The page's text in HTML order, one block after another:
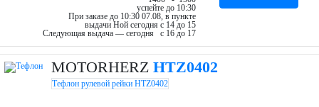
успейте до 10:30
При заказе до 10:30 07.08, в пункте
выдачи Ной cегодня c 14 до 15
Следующая выдача — cегодня c 16 до 17
MOTORHERZ HTZ0402
Тефлон рулевой рейки HTZ0402